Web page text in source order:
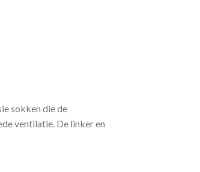
sokken die de
ventilatie. De linker en